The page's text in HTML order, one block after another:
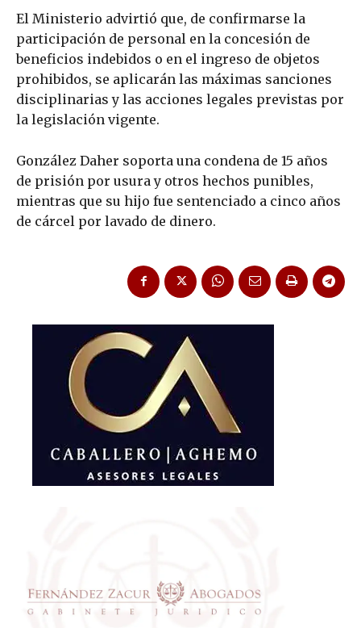
El Ministerio advirtió que, de confirmarse la
participación de personal en la concesión de
beneficios indebidos o en el ingreso de objetos
prohibidos, se aplicarán las máximas sanciones
disciplinarias y las acciones legales previstas por
la legislación vigente.
González Daher soporta una condena de 15 años
de prisión por usura y otros hechos punibles,
mientras que su hijo fue sentenciado a cinco años
de cárcel por lavado de dinero.